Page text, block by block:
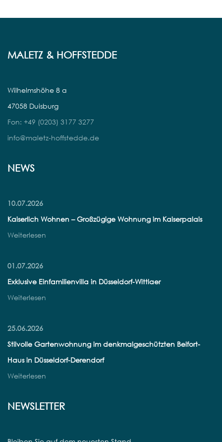
MALETZ & HOFFSTEDDE
Wilhelmshöhe 8 a
47058 Duisburg
Fon: +49 (0203) 3177 3277
info@maletz-hoffstedde.de
NEWS
10.07.2026
Kaiserlich Wohnen – Großzügige Wohnung im Kaiserpalais
Weiterlesen
01.07.2026
Exklusive Einfamilienvilla in Düsseldorf-Wittlaer
Weiterlesen
25.06.2026
Stilvolle Gartenwohnung im denkmalgeschützten Belfort-
Haus in Düsseldorf-Derendorf
Weiterlesen
NEWSLETTER